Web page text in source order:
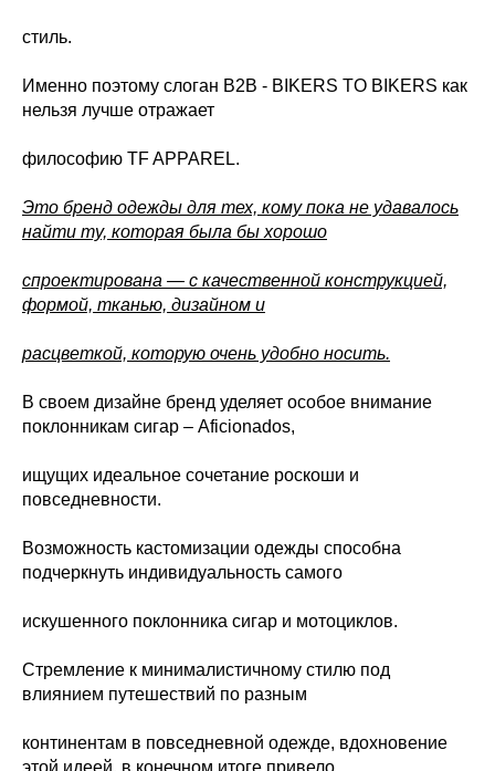
стиль.
Именно поэтому слоган B2B - BIKERS TO BIKERS как
нельзя лучше отражает
философию TF APPAREL.
Это бренд одежды для тех, кому пока не удавалось
найти ту, которая была бы хорошо
спроектирована — с качественной конструкцией,
формой, тканью, дизайном и
расцветкой, которую очень удобно носить.
В своем дизайне бренд уделяет особое внимание
поклонникам сигар – Aficionados,
ищущих идеальное сочетание роскоши и
повседневности.
Возможность кастомизации одежды способна
подчеркнуть индивидуальность самого
искушенного поклонника сигар и мотоциклов.
Стремление к минималистичному стилю под
влиянием путешествий по разным
континентам в повседневной одежде, вдохновение
этой идеей, в конечном итоге привело